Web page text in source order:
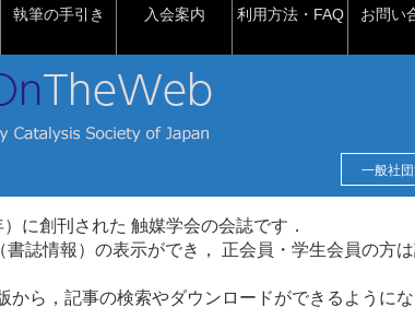
執筆の手引き 入会案内 利用方法・FAQ お問い
一般社
に創刊された 触媒学会の会誌です．
誌情報）の表示ができ， 正会員・学生会員の方
ら，記事の検索やダウンロードができるようにな